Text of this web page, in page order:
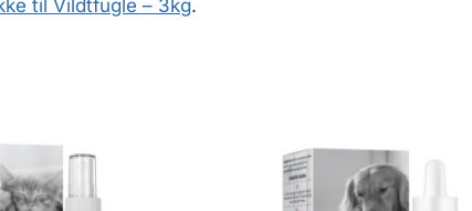
til Vildtfugle – 3kg.